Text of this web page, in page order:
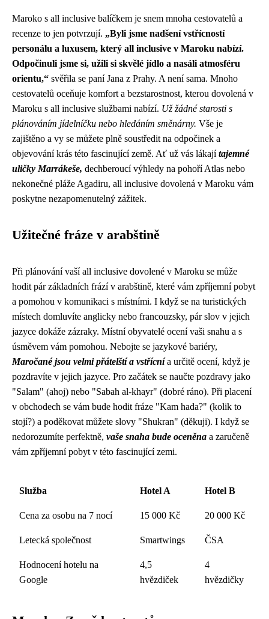
Maroko s all inclusive balíčkem je snem mnoha cestovatelů a
recenze to jen potvrzují. „Byli jsme nadšení vstřícností
personálu a luxusem, který all inclusive v Maroku nabízí.
Odpočinuli jsme si, užili si skvělé jídlo a nasáli atmosféru
orientu,“ svěřila se paní Jana z Prahy. A není sama. Mnoho
cestovatelů oceňuje komfort a bezstarostnost, kterou dovolená v
Maroku s all inclusive službami nabízí. Už žádné starosti s
plánováním jídelníčku nebo hledáním směnárny. Vše je
zajištěno a vy se můžete plně soustředit na odpočinek a
objevování krás této fascinující země. Ať už vás lákajítajemné
uličky Marrákeše, dechberoucí výhledy na pohoří Atlas nebo
nekonečné pláže Agadiru, all inclusive dovolená v Maroku vám
poskytne nezapomenutelný zážitek.
Užitečné fráze v arabštině
Při plánování vaší all inclusive dovolené v Maroku se může
hodit pár základních frází v arabštině, které vám zpříjemní pobyt
a pomohou v komunikaci s místními. I když se na turistických
místech domluvíte anglicky nebo francouzsky, pár slov v jejich
jazyce dokáže zázraky. Místní obyvatelé ocení vaši snahu a s
úsměvem vám pomohou. Nebojte se jazykové bariéry,
Maročané jsou velmi přátelští a vstřícnía určitě ocení, když je
pozdravíte v jejich jazyce. Pro začátek se naučte pozdravy jako
"Salam" (ahoj) nebo "Sabah al-khayr" (dobré ráno). Při placení
v obchodech se vám bude hodit fráze "Kam hada?" (kolik to
stojí?) a poděkovat můžete slovy "Shukran" (děkuji). I když se
nedorozumíte perfektně, vaše snaha bude oceněna a zaručeně
vám zpříjemní pobyt v této fascinující zemi.
Služba Hotel A Hotel B
Cena za osobu na 7 nocí 15 000 Kč 20 000 Kč
Letecká společnost Smartwings ČSA
Hodnocení hotelu na
Google
4,5
hvězdiček
4
hvězdičky